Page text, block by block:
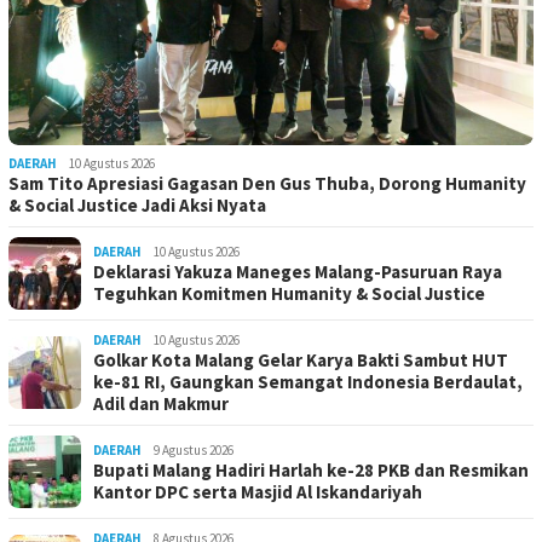
DAERAH 10 Agustus 2026
Sam Tito Apresiasi Gagasan Den Gus Thuba, Dorong Humanity
& Social Justice Jadi Aksi Nyata
DAERAH 10 Agustus 2026
Deklarasi Yakuza Maneges Malang-Pasuruan Raya
Teguhkan Komitmen Humanity & Social Justice
DAERAH 10 Agustus 2026
Golkar Kota Malang Gelar Karya Bakti Sambut HUT
ke-81 RI, Gaungkan Semangat Indonesia Berdaulat,
Adil dan Makmur
DAERAH 9 Agustus 2026
Bupati Malang Hadiri Harlah ke-28 PKB dan Resmikan
Kantor DPC serta Masjid Al Iskandariyah